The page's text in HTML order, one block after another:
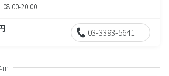
08:00-20:00
03-3393-5641